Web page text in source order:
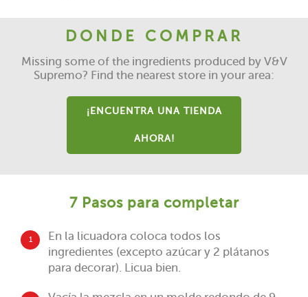
DONDE COMPRAR
Missing some of the ingredients produced by V&V
Supremo? Find the nearest store in your area:
¡ENCUENTRA UNA TIENDA
AHORA!
7 Pasos para completar
1
En la licuadora coloca todos los
ingredientes (excepto azúcar y 2 plátanos
para decorar). Licua bien.